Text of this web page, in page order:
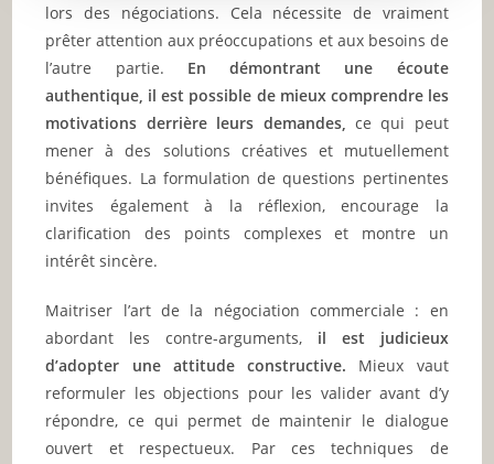
lors des négociations. Cela nécessite de vraiment
prêter attention aux préoccupations et aux besoins de
l’autre partie. En démontrant une écoute
authentique, il est possible de mieux comprendre les
motivations derrière leurs demandes, ce qui peut
mener à des solutions créatives et mutuellement
bénéfiques. La formulation de questions pertinentes
invites également à la réflexion, encourage la
clarification des points complexes et montre un
intérêt sincère.
Maitriser l’art de la négociation commerciale : en
abordant les contre-arguments, il est judicieux
d’adopter une attitude constructive. Mieux vaut
reformuler les objections pour les valider avant d’y
répondre, ce qui permet de maintenir le dialogue
ouvert et respectueux. Par ces techniques de